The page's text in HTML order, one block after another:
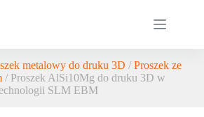
metalowy do druku 3D /Proszek ze
/ Proszek AlSi10Mg do druku 3D w
SLM EBM